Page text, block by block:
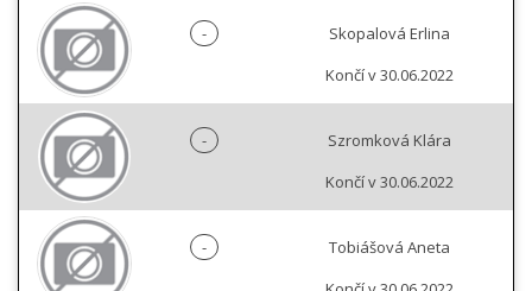
-
Skopalová Erlina
Končí v 30.06.2022
-
Szromková Klára
Končí v 30.06.2022
-
Tobiášová Aneta